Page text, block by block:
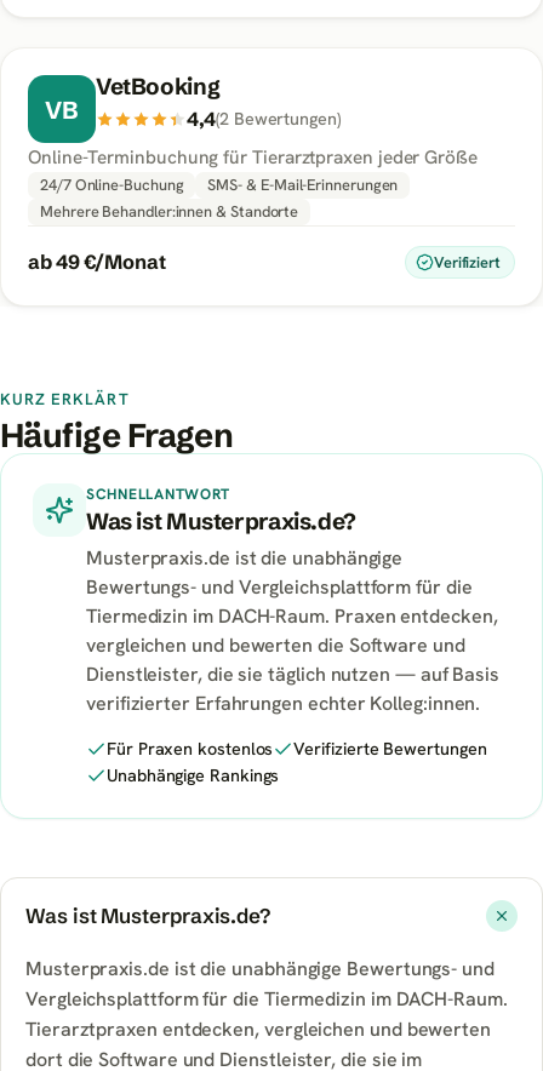
VB
VetBooking
4,4(2 Bewertungen)
Online-Terminbuchung für Tierarztpraxen jeder Größe
24/7 Online-Buchung
SMS- & E-Mail-Erinnerungen
Mehrere Behandler:innen & Standorte
ab 49 €/Monat Verifiziert
KURZ ERKLÄRT
Häufige Fragen
SCHNELLANTWORT
Was ist Musterpraxis.de?
Musterpraxis.de ist die unabhängige
Bewertungs- und Vergleichsplattform für die
Tiermedizin im DACH-Raum. Praxen entdecken,
vergleichen und bewerten die Software und
Dienstleister, die sie täglich nutzen — auf Basis
verifizierter Erfahrungen echter Kolleg:innen.
Für Praxen kostenlos
Verifizierte Bewertungen
Unabhängige Rankings
Was ist Musterpraxis.de?
Musterpraxis.de ist die unabhängige Bewertungs- und
Vergleichsplattform für die Tiermedizin im DACH-Raum.
Tierarztpraxen entdecken, vergleichen und bewerten
dort die Software und Dienstleister, die sie im